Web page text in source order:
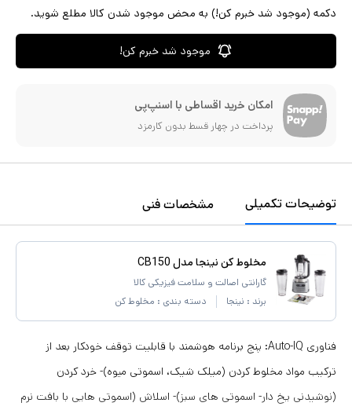
دکمه (موجود شد خبرم کن!) به محض موجود شدن کالا مطلع شوید.
موجود شد خبرم کن!
امکان خرید اقساطی با اسنپ‌پی
پرداخت در چهار قسط بدون کارمزد
توضیحات تکمیلی مشخصات فنی
مخلوط کن نینجا مدل CB150
گارانتی اصالت و سلامت فیزیکی کالا
برند : نینجا دسته بندی : مخلوط کن
فناوری Auto-IQ: پنج برنامه هوشمند با قابلیت توقف خودکار بعد از
ترکیب مواد مخلوط کردن (میلک شیک، اسموتی میوه)- خرد کردن
(نوشیدنی یخ دار- اسموتی های سبز)- اسلاش (اسموتی هایی با بافت نرم